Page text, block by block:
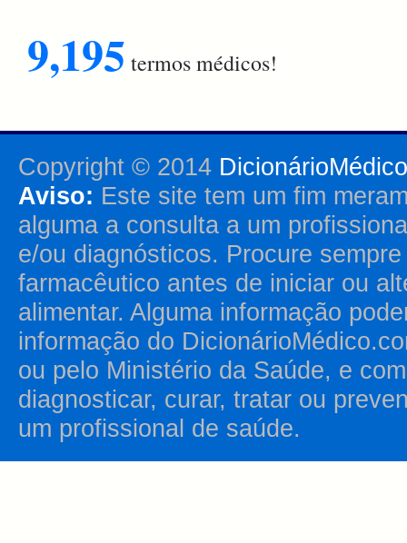
9,195 termos médicos!
Copyright © 2014
Aviso: Este site tem um fim
alguma a consulta a um
e/ou diagnósticos. Procure
farmacêutico antes de iniciar ou
alimentar. Alguma informação
informação do
ou pelo Ministério da Saúde, e
diagnosticar, curar, tratar ou
um profissional de saúde.